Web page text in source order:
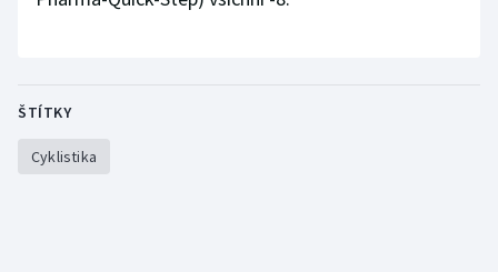
ŠTÍTKY
Cyklistika